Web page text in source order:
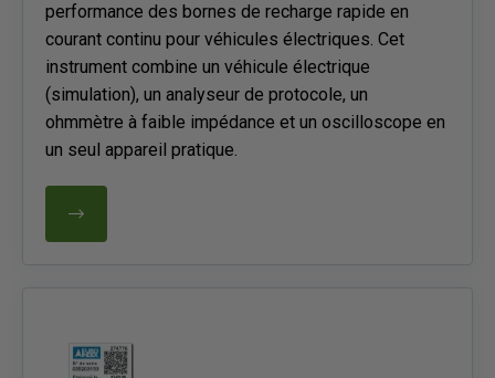
performance des bornes de recharge rapide en
courant continu pour véhicules électriques. Cet
instrument combine un véhicule électrique
(simulation), un analyseur de protocole, un
ohmmètre à faible impédance et un oscilloscope en
un seul appareil pratique.